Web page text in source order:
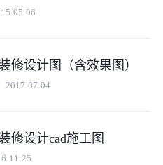
05-06
修设计图（含效果图）
2017-07-04
修设计cad施工图
11-25